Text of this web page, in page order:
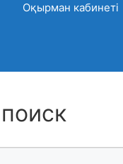
Оқырман кабинеті